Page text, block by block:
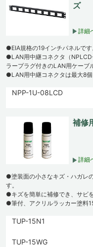
ズ
詳細
●EIA規格の19インチパネルです
●LAN用中継コネクタ（
ラープラグ付きのLAN用ケーブ
●LAN用中継コネクタは最大8個
NPP-1U-08LCD
補修
詳細
●塗装面の小さなキズ・ハガレ
す。
●キズを簡単に補修でき、サビ
●筆付、アクリルラッカー塗料
TUP-15N1
TUP-15WG